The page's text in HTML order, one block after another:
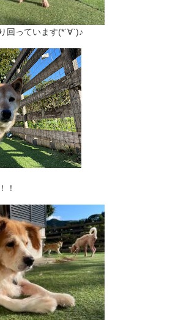
回っています(*´∀`)♪
！